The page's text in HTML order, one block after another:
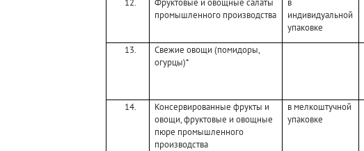
промышленного производства
индивидуальной
упаковке
13.
Свежие овощи (помидоры,
огурцы)*
14.
Консервированные фрукты и
овощи, фруктовые и овощные
пюре промышленного
производства
в мелкоштучной
упаковке